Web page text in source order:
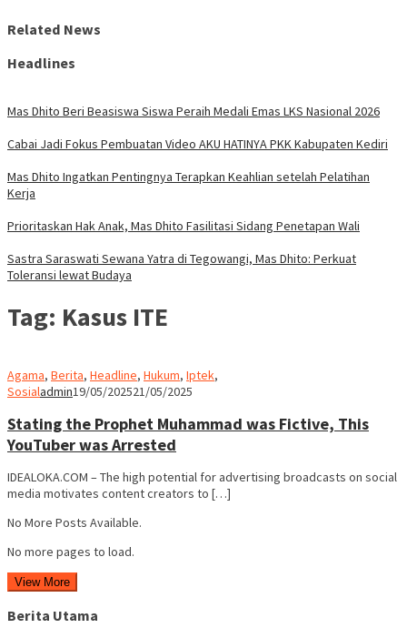
Related News
Headlines
Mas Dhito Beri Beasiswa Siswa Peraih Medali Emas LKS Nasional 2026
Cabai Jadi Fokus Pembuatan Video AKU HATINYA PKK Kabupaten Kediri
Mas Dhito Ingatkan Pentingnya Terapkan Keahlian setelah Pelatihan
Kerja
Prioritaskan Hak Anak, Mas Dhito Fasilitasi Sidang Penetapan Wali
Sastra Saraswati Sewana Yatra di Tegowangi, Mas Dhito: Perkuat
Toleransi lewat Budaya
Tag: Kasus ITE
Agama, Berita, Headline, Hukum, Iptek,
Sosialadmin19/05/202521/05/2025
Stating the Prophet Muhammad was Fictive, This
YouTuber was Arrested
IDEALOKA.COM – The high potential for advertising broadcasts on social
media motivates content creators to […]
No More Posts Available.
No more pages to load.
View More
Berita Utama